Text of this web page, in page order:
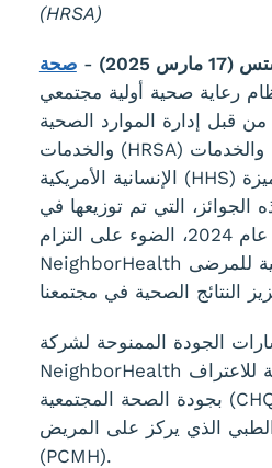
(HRSA)
2025)
-صحة
رعاية صحية أولية مجتمعي
قبل إدارة الموارد الصحية
والخدمات (HRSA) التابعة لوزارة الصحة والخدمات
الإنسانية الأمريكية (HHS) بأربع شارات جودة مميزة
هذه الجوائز، التي تم توزيعها في
أواخر عام 2024، الضوء على التزام
NeighborHealth بتقديم رعاية استثنائية للمرضى
الجودة الممنوحة لشركة
NeighborHealth ثلاث شارات مختلفة للاعتراف
بجودة الصحة المجتمعية (CHQR) بالإضافة إلى
الطبي الذي يركز على المريض
(PCMH).